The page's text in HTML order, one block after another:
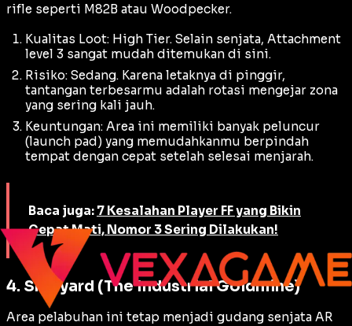
rifle seperti M82B atau Woodpecker.
Kualitas Loot: High Tier. Selain senjata, Attachment
level 3 sangat mudah ditemukan di sini.
Risiko: Sedang. Karena letaknya di pinggir,
tantangan terbesarmu adalah rotasi mengejar zona
yang sering kali jauh.
Keuntungan: Area ini memiliki banyak peluncur
(launch pad) yang memudahkanmu berpindah
tempat dengan cepat setelah selesai menjarah.
Baca juga: 7 Kesalahan Player FF yang Bikin
Cepat Mati, Nomor 3 Sering Dilakukan!
4. Shipyard (The Industrial Goldmine)
Area pelabuhan ini tetap menjadi gudang senjata AR